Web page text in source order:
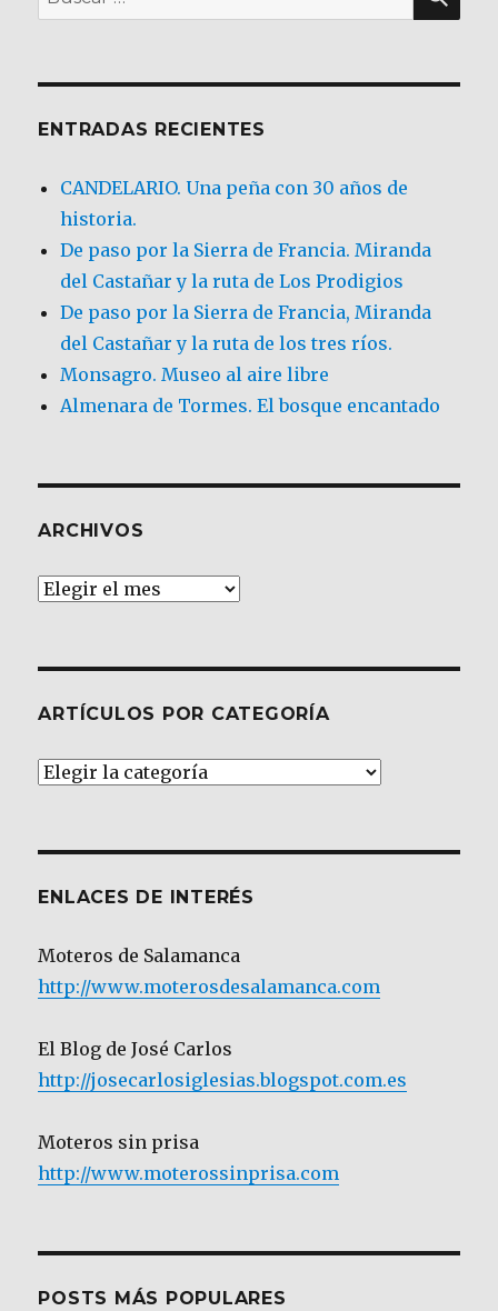
por:
ENTRADAS RECIENTES
CANDELARIO. Una peña con 30 años de
historia.
De paso por la Sierra de Francia. Miranda
del Castañar y la ruta de Los Prodigios
De paso por la Sierra de Francia, Miranda
del Castañar y la ruta de los tres ríos.
Monsagro. Museo al aire libre
Almenara de Tormes. El bosque encantado
ARCHIVOS
Archivos
ARTÍCULOS POR CATEGORÍA
Artículos
ENLACES DE INTERÉS
Moteros de Salamanca
http://www.moterosdesalamanca.com
El Blog de José Carlos
http://josecarlosiglesias.blogspot.com.es
Moteros sin prisa
http://www.moterossinprisa.com
POSTS MÁS POPULARES